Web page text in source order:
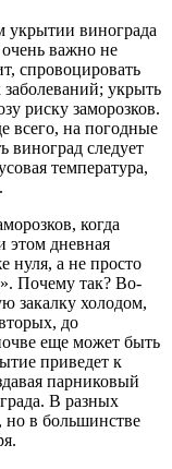
винограда
важно не
спровоцировать
укрыть
риску заморозков.
всего, на погодные
виноград следует
температура,
когда
этом дневная
нуля, а не просто
Почему так? Во-
закалку холодом,
до
еще может быть
приведет к
парниковый
В разных
но в большинстве